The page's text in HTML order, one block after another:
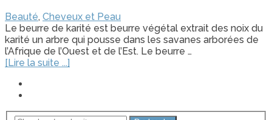
Beauté, Cheveux et Peau
Le beurre de karité est beurre végétal extrait des noix du
karité un arbre qui pousse dans les savanes arborées de
l’Afrique de l’Ouest et de l’Est. Le beurre …
[Lire la suite ...]